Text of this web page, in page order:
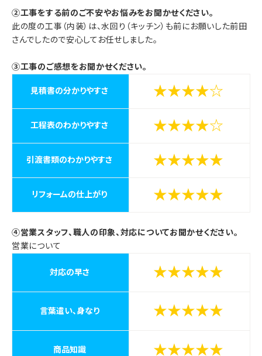
②工事をする前のご不安やお悩みをお聞かせください。
此の度の工事（内装）は、水回り（キッチン）も前にお願いした前田
さんでしたので安心してお任せしました。
③工事のご感想をお聞かせください。
見積書の分かりやすさ ★★★★☆
工程表のわかりやすさ ★★★★☆
引渡書類のわかりやすさ ★★★★★
リフォームの仕上がり ★★★★★
④営業スタッフ、職人の印象、対応についてお聞かせください。
営業について
対応の早さ ★★★★★
言葉遣い、身なり ★★★★★
商品知識 ★★★★★